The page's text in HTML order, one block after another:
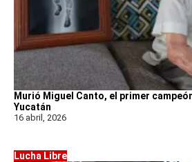
Murió Miguel Canto, el primer
Yucatán
16 abril, 2026
Lucha Libre